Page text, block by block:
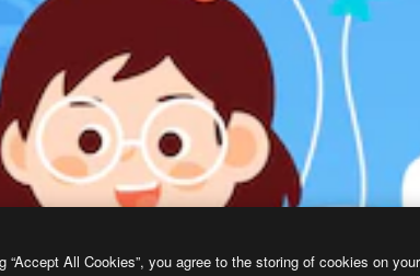
“Accept All Cookies”, you agree to the storing of cookies on